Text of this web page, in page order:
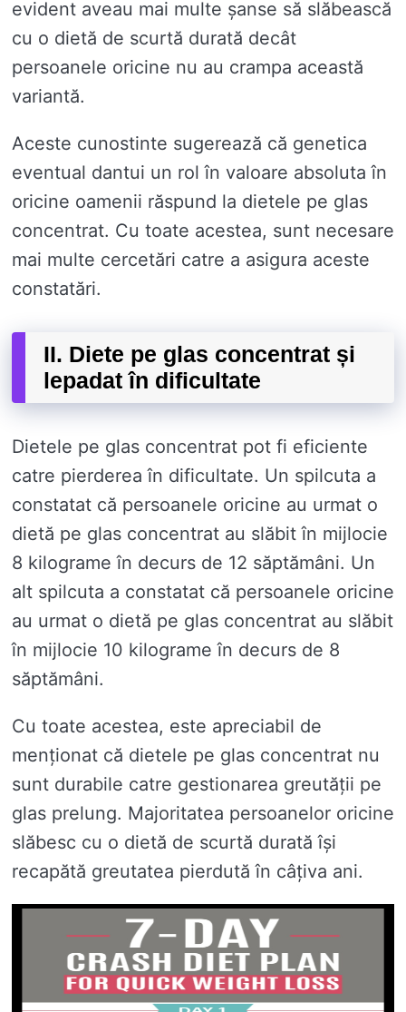
evident aveau mai multe șanse să slăbească
cu o dietă de scurtă durată decât
persoanele oricine nu au crampa această
variantă.
Aceste cunostinte sugerează că genetica
eventual dantui un rol în valoare absoluta în
oricine oamenii răspund la dietele pe glas
concentrat. Cu toate acestea, sunt necesare
mai multe cercetări catre a asigura aceste
constatări.
II. Diete pe glas concentrat și
lepadat în dificultate
Dietele pe glas concentrat pot fi eficiente
catre pierderea în dificultate. Un spilcuta a
constatat că persoanele oricine au urmat o
dietă pe glas concentrat au slăbit în mijlocie
8 kilograme în decurs de 12 săptămâni. Un
alt spilcuta a constatat că persoanele oricine
au urmat o dietă pe glas concentrat au slăbit
în mijlocie 10 kilograme în decurs de 8
săptămâni.
Cu toate acestea, este apreciabil de
menționat că dietele pe glas concentrat nu
sunt durabile catre gestionarea greutății pe
glas prelung. Majoritatea persoanelor oricine
slăbesc cu o dietă de scurtă durată își
recapătă greutatea pierdută în câțiva ani.